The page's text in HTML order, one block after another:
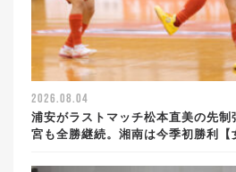
2026.08.04
浦安がラストマッチ松本直美の先
宮も全勝継続。湘南は今季初勝利